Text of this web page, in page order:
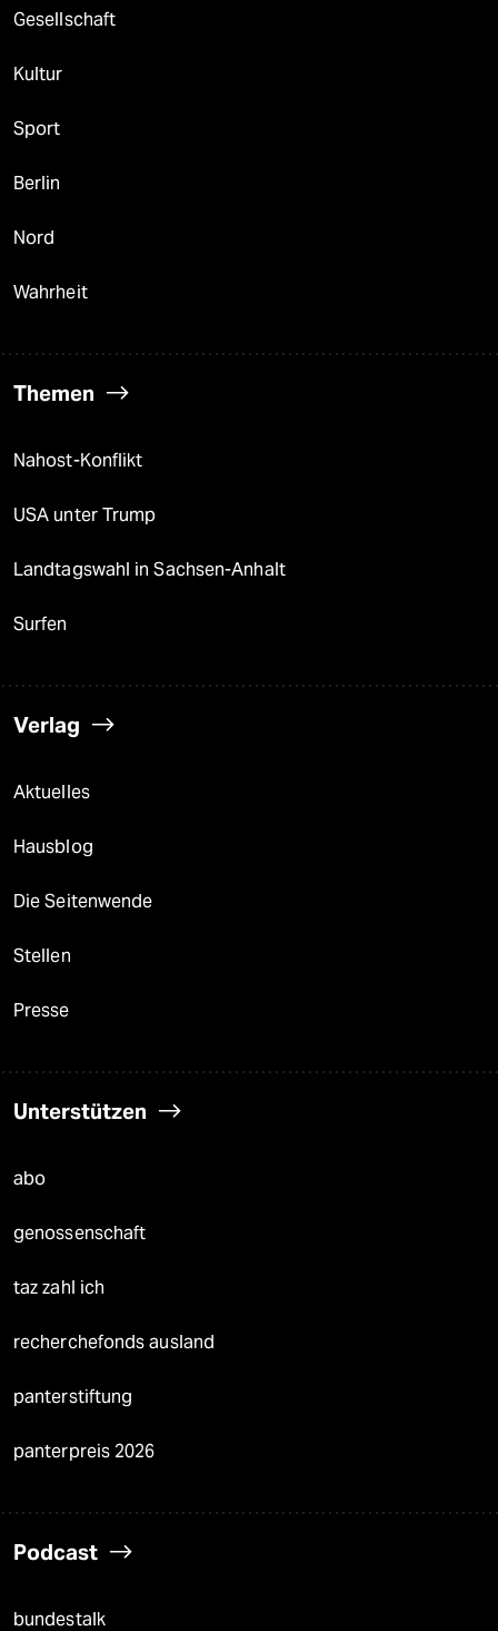
Gesellschaft
Kultur
Sport
Berlin
Nord
Wahrheit
Themen
Nahost-Konflikt
USA unter Trump
Landtagswahl in Sachsen-Anhalt
Surfen
Verlag
Aktuelles
Hausblog
Die Seitenwende
Stellen
Presse
Unterstützen
abo
genossenschaft
taz zahl ich
recherchefonds ausland
panterstiftung
panterpreis 2026
Podcast
bundestalk